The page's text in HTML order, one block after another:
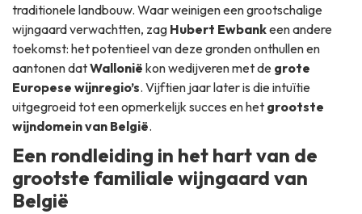
traditionele landbouw. Waar weinigen een grootschalige
wijngaard verwachtten, zag Hubert Ewbankeen andere
toekomst: het potentieel van deze gronden onthullen en
aantonen datWallonië kon wedijveren met de grote
Europese wijnregio’s. Vijftien jaar later is die intuïtie
uitgegroeid tot een opmerkelijk succes en het grootste
wijndomein van België.
Een rondleiding in het hart van de
grootste familiale wijngaard van
België